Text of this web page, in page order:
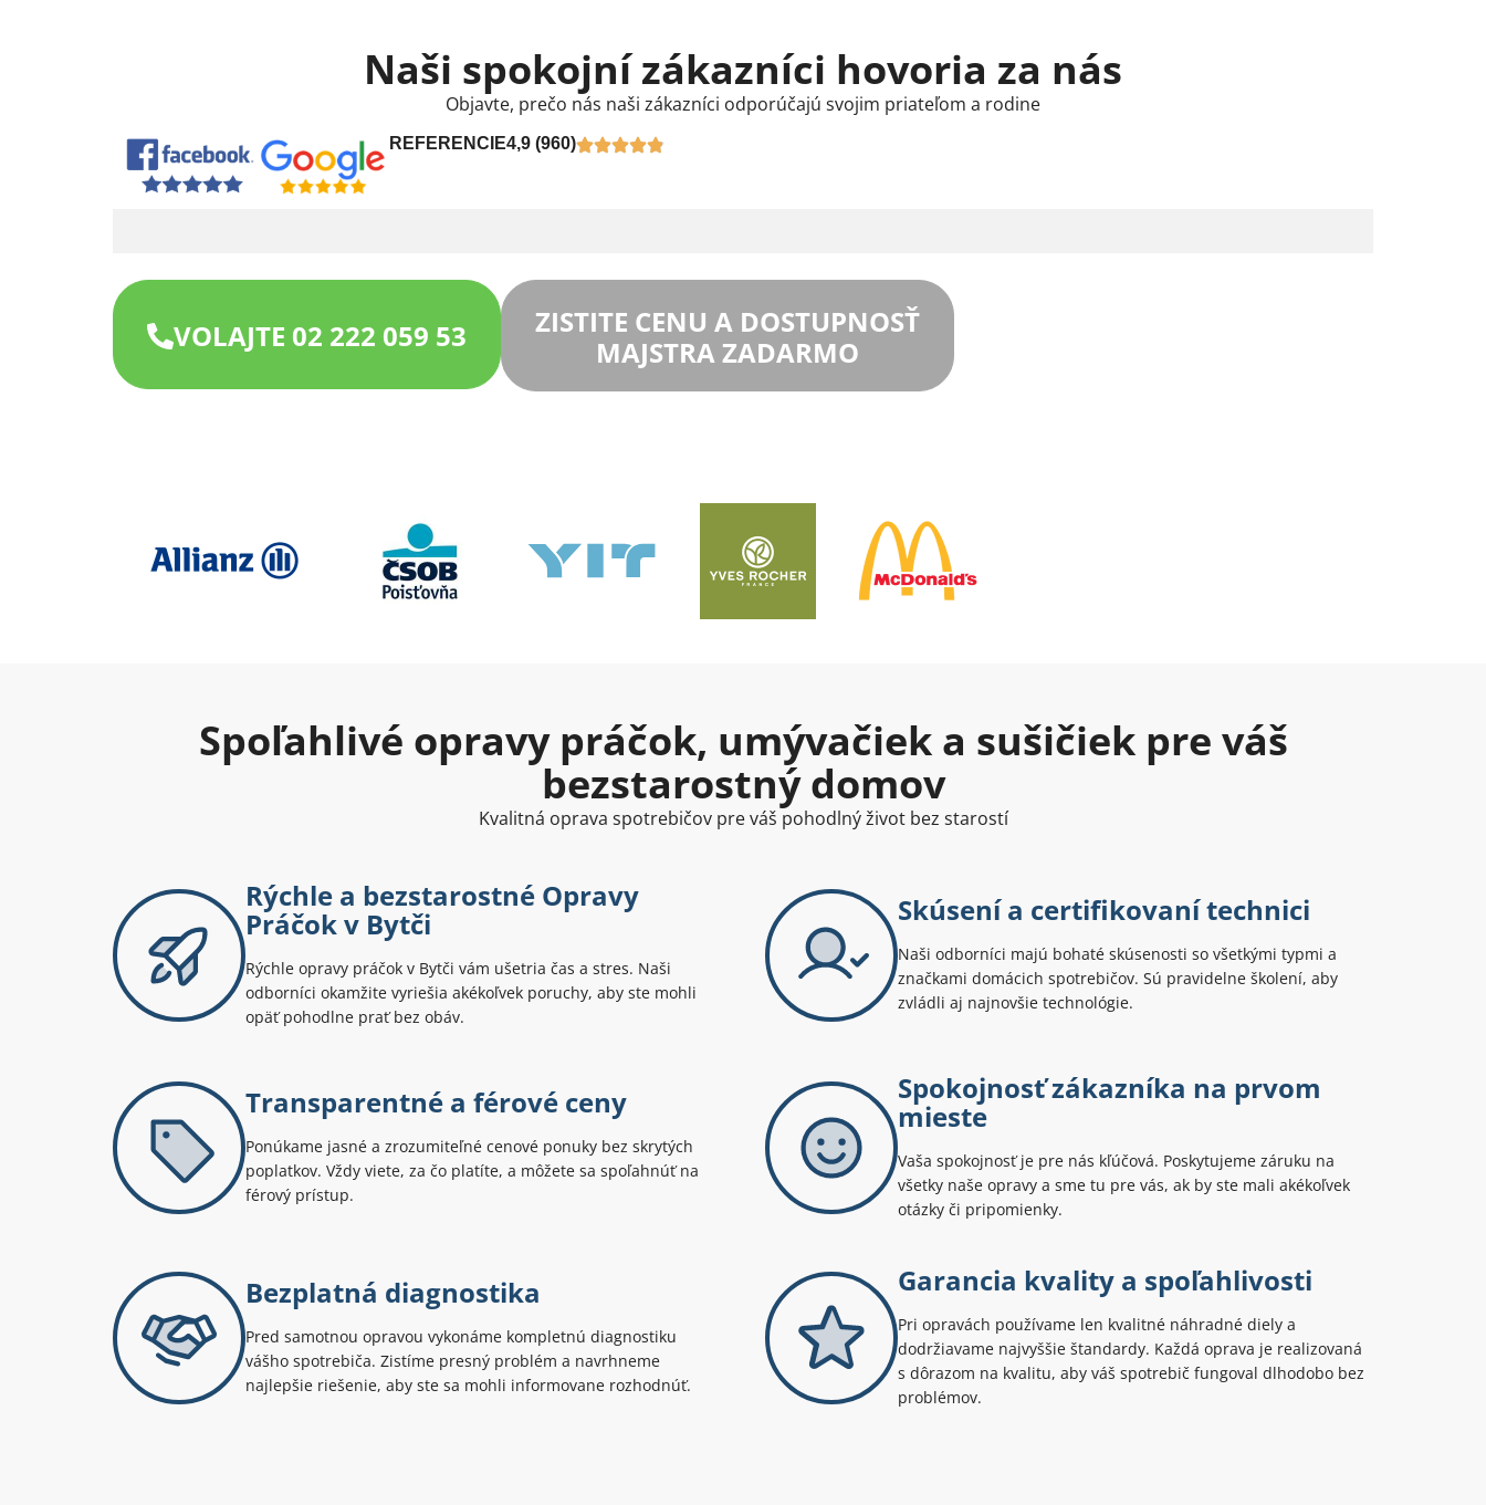
Naši spokojní zákazníci hovoria za nás
Objavte, prečo nás naši zákazníci odporúčajú svojim priateľom a rodine
REFERENCIE4,9 (960)
VOLAJTE 02 222 059 53
ZISTITE CENU A DOSTUPNOSŤ
MAJSTRA ZADARMO
Spoľahlivé opravy práčok, umývačiek a sušičiek pre váš
bezstarostný domov
Kvalitná oprava spotrebičov pre váš pohodlný život bez starostí
Rýchle a bezstarostné Opravy
Práčok v Bytči
Rýchle opravy práčok v Bytči vám ušetria čas a stres. Naši
odborníci okamžite vyriešia akékoľvek poruchy, aby ste mohli
opäť pohodlne prať bez obáv.
Skúsení a certifikovaní technici
Naši odborníci majú bohaté skúsenosti so všetkými typmi a
značkami domácich spotrebičov. Sú pravidelne školení, aby
zvládli aj najnovšie technológie.
Transparentné a férové ceny
Ponúkame jasné a zrozumiteľné cenové ponuky bez skrytých
poplatkov. Vždy viete, za čo platíte, a môžete sa spoľahnúť na
férový prístup.
Spokojnosť zákazníka na prvom
mieste
Vaša spokojnosť je pre nás kľúčová. Poskytujeme záruku na
všetky naše opravy a sme tu pre vás, ak by ste mali akékoľvek
otázky či pripomienky.
Bezplatná diagnostika
Pred samotnou opravou vykonáme kompletnú diagnostiku
vášho spotrebiča. Zistíme presný problém a navrhneme
najlepšie riešenie, aby ste sa mohli informovane rozhodnúť.
Garancia kvality a spoľahlivosti
Pri opravách používame len kvalitné náhradné diely a
dodržiavame najvyššie štandardy. Každá oprava je realizovaná
s dôrazom na kvalitu, aby váš spotrebič fungoval dlhodobo bez
problémov.